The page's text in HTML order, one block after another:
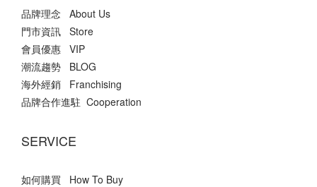
品牌理念 About Us
門市資訊 Store
會員優惠 VIP
潮流趨勢 BLOG
海外經銷 Franchising
品牌合作進駐 Cooperation
SERVICE
如何購買 How To Buy